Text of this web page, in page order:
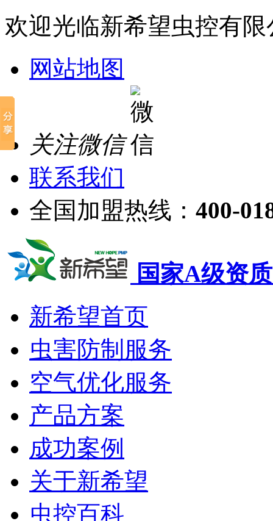
欢迎光临新希望虫控有
网站地图
关注微信
联系我们
全国加盟热线： 400-
国家A级资质
新希望首页
虫害防制服务
空气优化服务
产品方案
成功案例
关于新希望
虫控百科